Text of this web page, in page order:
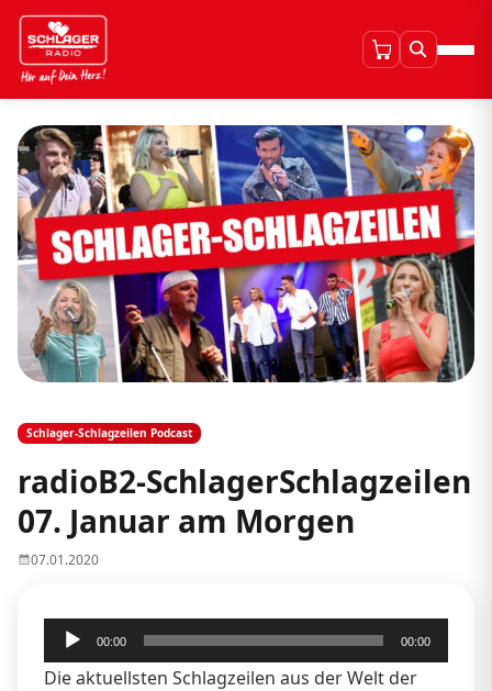
Schlager-Schlagzeilen Podcast
radioB2-SchlagerSchlagzeilen
07. Januar am Morgen
07.01.2020
Audio-
Player
00:00 00:00
Die aktuellsten Schlagzeilen aus der Welt der